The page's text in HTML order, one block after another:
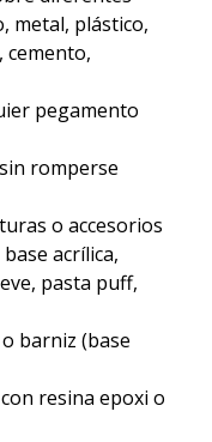
metal, plástico,
cemento,
pegamento
romperse
o accesorios
acrílica,
pasta puff,
barniz (base
resina epoxi o